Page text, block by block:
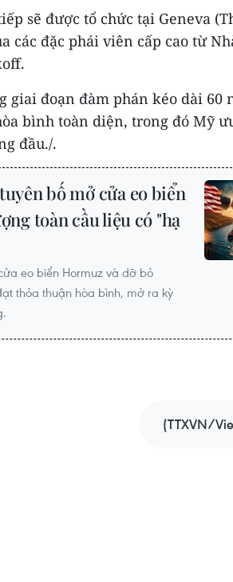
sẽ được tổ chức tại Geneva
các đặc phái viên cấp cao từ
giai đoạn đàm phán kéo dài 60
bình toàn diện, trong đó Mỹ
đầu./.
bố mở cửa eo biển
toàn cầu liệu có "hạ
eo biển Hormuz và dỡ bỏ
thỏa thuận hòa bình, mở ra kỳ
(TTXVN/